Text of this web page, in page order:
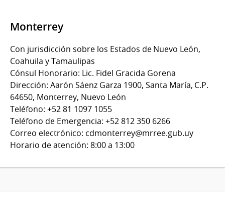
Monterrey
Con jurisdicción sobre los Estados de Nuevo León,
Coahuila y Tamaulipas
Cónsul Honorario: Lic. Fidel Gracida Gorena
Dirección: Aarón Sáenz Garza 1900, Santa María, C.P.
64650, Monterrey, Nuevo León
Teléfono: +52 81 1097 1055
Teléfono de Emergencia: +52 812 350 6266
Correo electrónico: cdmonterrey@mrree.gub.uy
Horario de atención: 8:00 a 13:00